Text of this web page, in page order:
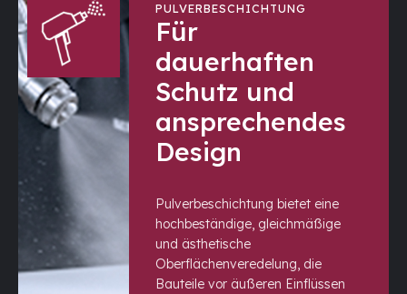
PULVERBESCHICHTUNG
Für
dauerhaften
Schutz und
ansprechendes
Design
Pulverbeschichtung bietet eine
hochbeständige, gleichmäßige
und ästhetische
Oberflächenveredelung, die
Bauteile vor äußeren Einflüssen